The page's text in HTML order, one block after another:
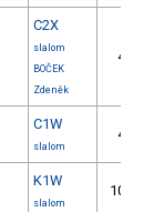
C2X
slalom
BOČEK
Zdeněk
4.
C1W
slalom
4.
K1W
slalom
10.